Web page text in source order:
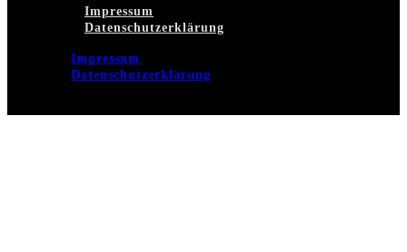
Impressum
Datenschutzerklärung
Impressum
Datenschutzerklärung